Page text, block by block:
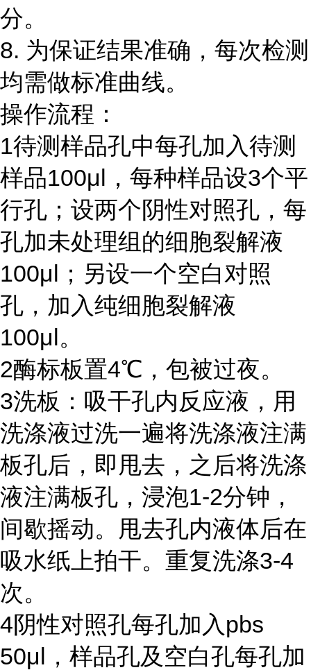
分。
8. 为保证结果准确，每次检测
均需做标准曲线。
操作流程：
1待测样品孔中每孔加入待测
样品100μl ，每种样品设3个平
行孔；设两个阴性对照孔，每
孔加未处理组的细胞裂解液
100μl ；另设一个空白对照
孔，加入纯细胞裂解液
100μl。
2酶标板置4℃ ，包被过夜。
3洗板：吸干孔内反应液，用
洗涤液过洗一遍将洗涤液注满
板孔后，即甩去，之后将洗涤
液注满板孔，浸泡1-2分钟，
间歇摇动。甩去孔内液体后在
吸水纸上拍干。重复洗涤3-4
次。
4阴性对照孔每孔加入 pbs
50μl ，样品孔及空白孔每孔加